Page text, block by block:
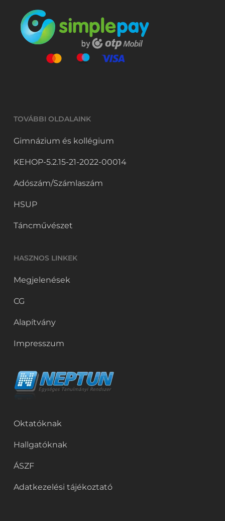
TOVÁBBI OLDALAINK
Gimnázium és kollégium
KEHOP-5.2.15-21-2022-00014
Adószám/Számlaszám
HSUP
Táncművészet
HASZNOS LINKEK
Megjelenések
CG
Alapítvány
Impresszum
Oktatóknak
Hallgatóknak
ÁSZF
Adatkezelési tájékoztató